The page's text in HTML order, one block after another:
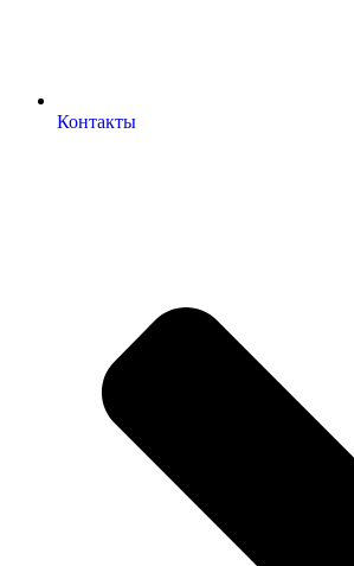
Контакты